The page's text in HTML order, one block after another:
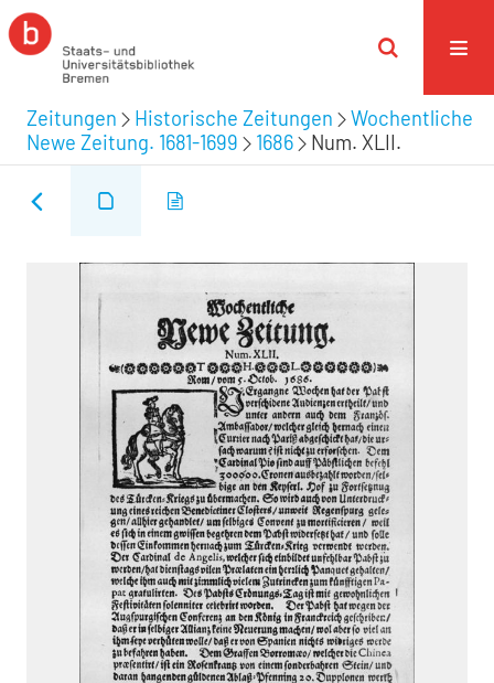
Zeitungen Historische Zeitungen
Wochentliche
Newe Zeitung. 1681-1699
1686 Num. XLII.